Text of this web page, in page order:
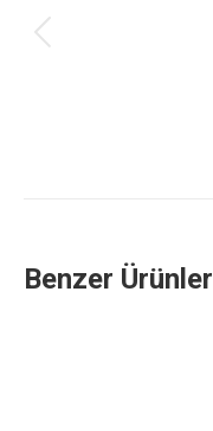
navigation
Benzer Ürünler